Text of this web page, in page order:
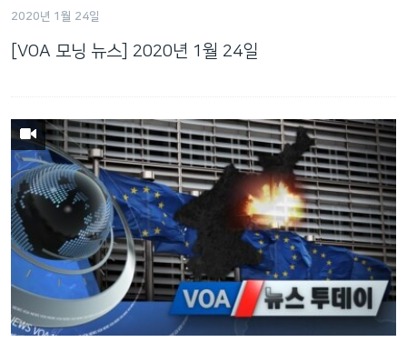
2020년 1월 24일
[VOA 모닝 뉴스] 2020년 1월 24일